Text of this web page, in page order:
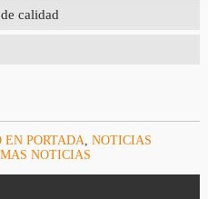
calidad
EN PORTADA, NOTICIAS
NOTICIAS